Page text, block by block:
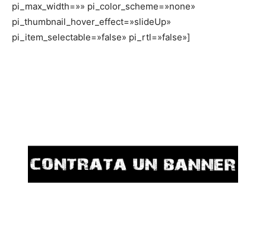
pi_max_width=»» pi_color_scheme=»none»
pi_thumbnail_hover_effect=»slideUp»
pi_item_selectable=»false» pi_rtl=»false»]